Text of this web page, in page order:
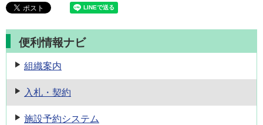
便利情報ナビ
組織案内
入札・契約
施設予約システム